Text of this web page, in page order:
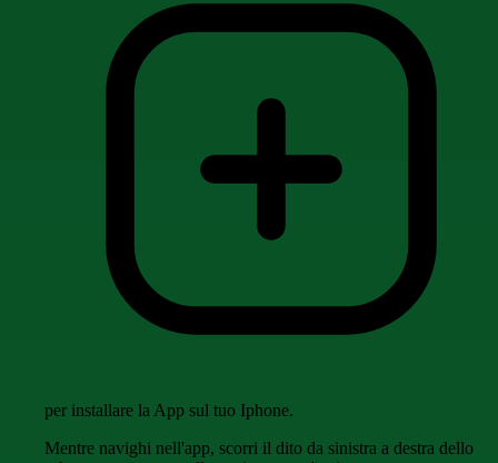
per installare la App sul tuo Iphone.
Mentre navighi nell'app, scorri il dito da sinistra a destra dello